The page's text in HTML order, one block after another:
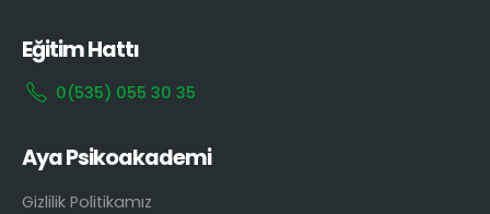
Eğitim Hattı
0(535) 055 30 35
Aya Psikoakademi
Gizlilik Politikamız